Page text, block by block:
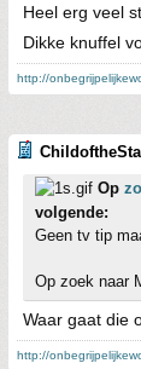
Heel erg veel
Dikke knuffel
http://
Op
volgende:
Geen tv tip
Op zoek naar
Waar gaat die
http://